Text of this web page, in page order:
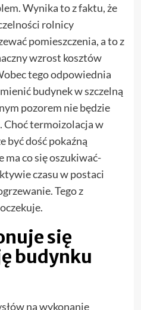
Wynika to z faktu, że
rolnicy
pomieszczenia, a to z
wzrost kosztów
tego odpowiednia
budynek w szczelną
pozorem nie będzie
Choć termoizolacja w
być dość pokaźną
ma co się oszukiwać-
czasu w postaci
Tego z
się
budynku
na wykonanie